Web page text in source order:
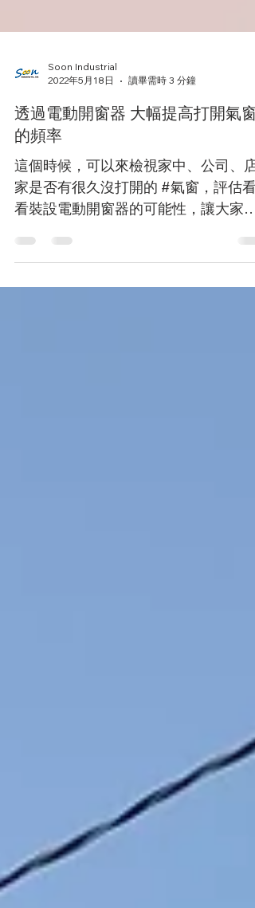
2022年5月18日
讀畢需時 3 分鐘
透過電動開窗器 大幅提高打開氣窗
的頻率
這個時候，可以來檢視家中、公司、店
家是否有很久沒打開的 #氣窗，評估看
看裝設電動開窗器的可能性，讓大家可
以更方便的大開氣窗，讓室內換氣。對